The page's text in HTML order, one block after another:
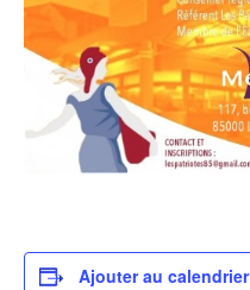
Ajouter au calendrier